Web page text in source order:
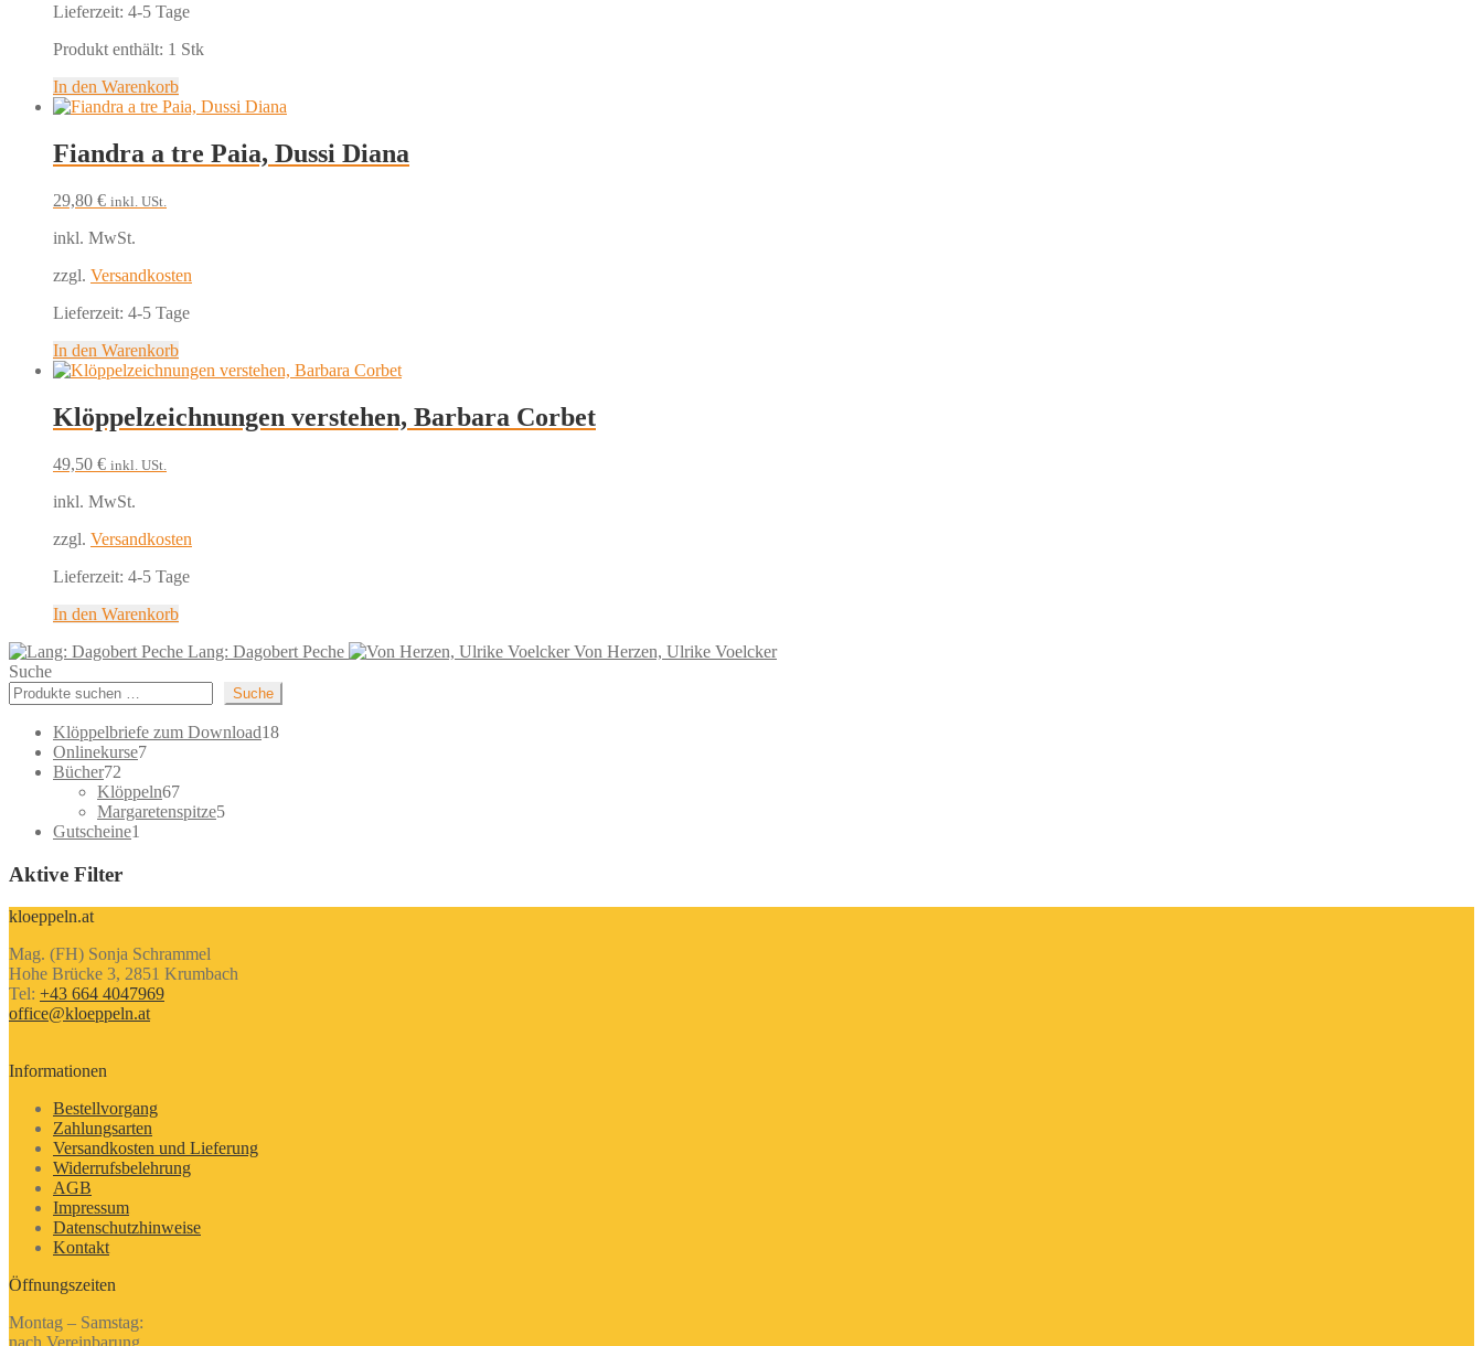
Lieferzeit: 4-5 Tage
Produkt enthält: 1 Stk
In den Warenkorb
Fiandra a tre Paia, Dussi Diana
29,80 € inkl. USt.
inkl. MwSt.
zzgl. Versandkosten
Lieferzeit: 4-5 Tage
In den Warenkorb
Klöppelzeichnungen verstehen, Barbara Corbet
49,50 € inkl. USt.
inkl. MwSt.
zzgl. Versandkosten
Lieferzeit: 4-5 Tage
In den Warenkorb
Lang: Dagobert Peche
Von Herzen, Ulrike Voelcker
Suche
Suche
Klöppelbriefe zum Download1818
Onlinekurse77
Bücher72
Produkte
Klöppeln6767
Produkte
Margaretenspitze55
Gutscheine1
Aktive Filter
kloeppeln.at
Mag. (FH) Sonja Schrammel
Hohe Brücke 3, 2851 Krumbach
Tel: +43 664 4047969
office@kloeppeln.at
Informationen
Bestellvorgang
Zahlungsarten
Versandkosten und Lieferung
Widerrufsbelehrung
AGB
Impressum
Datenschutzhinweise
Kontakt
Öffnungszeiten
Montag – Samstag: